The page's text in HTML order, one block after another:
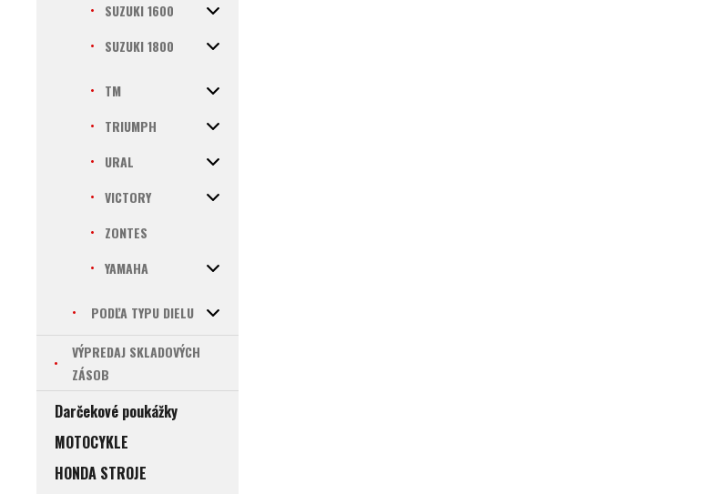
SUZUKI 1600
SUZUKI 1800
TM
TRIUMPH
URAL
VICTORY
ZONTES
YAMAHA
PODĽA TYPU DIELU
VÝPREDAJ SKLADOVÝCH
ZÁSOB
Darčekové poukážky
MOTOCYKLE
HONDA STROJE